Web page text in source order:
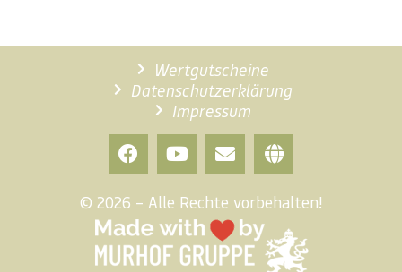
Wertgutscheine
Datenschutzerklärung
Impressum
© 2026 – Alle Rechte vorbehalten!